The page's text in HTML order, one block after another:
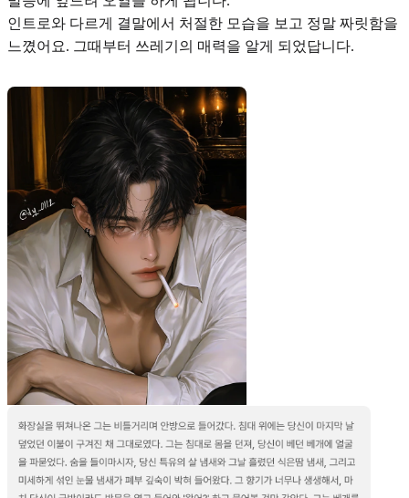
인트로와 다르게 결말에서 처절한 모습을 보고 정말 짜릿함을
느꼈어요. 그때부터 쓰레기의 매력을 알게 되었답니다.